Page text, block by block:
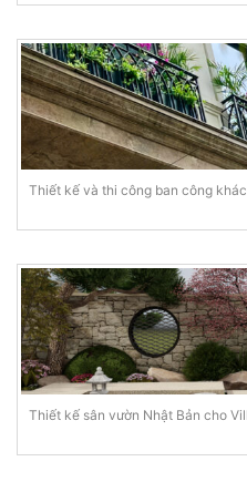
Thiết kế và thi công ban công
Thiết kế sân vườn Nhật Bản cho